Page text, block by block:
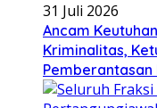
31 Juli 2026
Ancam
Kriminalitas,
Pemberantasan